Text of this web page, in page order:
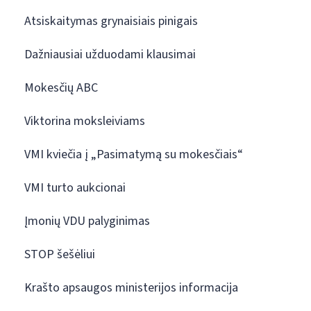
Atsiskaitymas grynaisiais pinigais
Dažniausiai užduodami klausimai
Mokesčių ABC
Viktorina moksleiviams
VMI kviečia į „Pasimatymą su mokesčiais“
VMI turto aukcionai
Įmonių VDU palyginimas
STOP šešėliui
Krašto apsaugos ministerijos informacija